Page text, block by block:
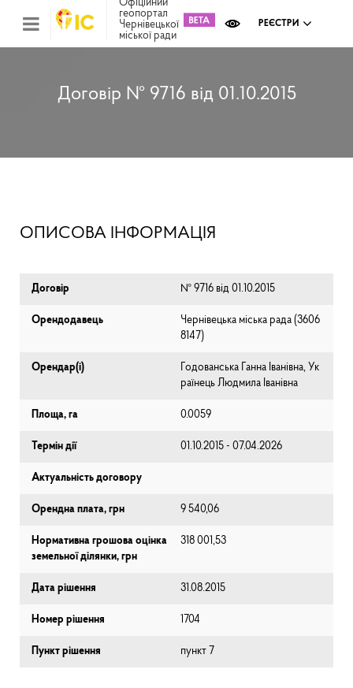
Офіційний
геопортал
Чернівецької
міської ради
РЕЄСТРИ
Договір № 9716 від 01.10.2015
ОПИСОВА ІНФОРМАЦІЯ
Договір № 9716 від 01.10.2015
Орендодавець
Чернівецька міська рада (⁨3606
8147⁩)
Орендар(і)
Годованська Ганна Іванівна, Ук
раїнець Людмила Іванівна
Площа, га 0.0059
Термін дії 01.10.2015 - 07.04.2026
Актуальність договору
Орендна плата, грн 9 540,06
Нормативна грошова оцінка
земельної ділянки, грн
318 001,53
Дата рішення 31.08.2015
Номер рішення 1704
Пункт рішення пункт 7